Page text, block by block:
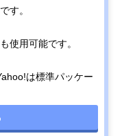
です。
使用可能です。
は標準パッケー